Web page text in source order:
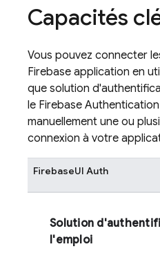
Capacités
Vous pouvez connecter
Firebase application en
que solution
le Firebase Authentication
manuellement une ou
connexion à votre
FirebaseUI Auth
Solution
l'emploi